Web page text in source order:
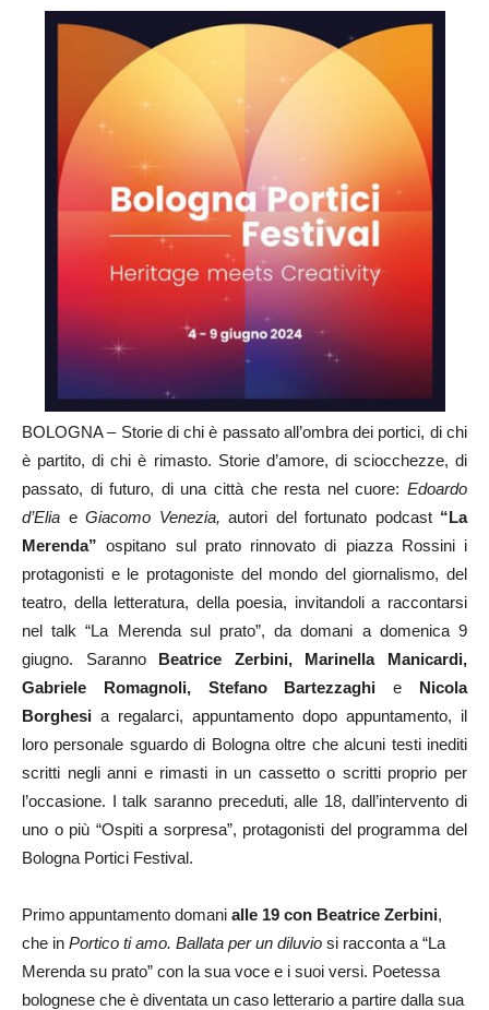
BOLOGNA – Storie di chi è passato all’ombra dei portici, di chi
è partito, di chi è rimasto. Storie d’amore, di sciocchezze, di
passato, di futuro, di una città che resta nel cuore: Edoardo
d’Elia eGiacomo Venezia, autori del fortunato podcast“La
Merenda” ospitano sul prato rinnovato di piazza Rossini i
protagonisti e le protagoniste del mondo del giornalismo, del
teatro, della letteratura, della poesia, invitandoli a raccontarsi
nel talk “La Merenda sul prato”, da domani a domenica 9
giugno. Saranno Beatrice Zerbini, Marinella Manicardi,
Gabriele Romagnoli, Stefano Bartezzaghie Nicola
Borghesi a regalarci, appuntamento dopo appuntamento, il
loro personale sguardo di Bologna oltre che alcuni testi inediti
scritti negli anni e rimasti in un cassetto o scritti proprio per
l’occasione. I talk saranno preceduti, alle 18, dall’intervento di
uno o più “Ospiti a sorpresa”, protagonisti del programma del
Bologna Portici Festival.
Primo appuntamento domani alle 19 con Beatrice Zerbini,
che in Portico ti amo. Ballata per un diluvio si racconta a “La
Merenda su prato” con la sua voce e i suoi versi. Poetessa
bolognese che è diventata un caso letterario a partire dalla sua